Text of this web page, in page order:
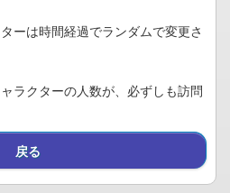
ーは時間経過でランダムで変更さ
ラクターの人数が、必ずしも訪問
戻る